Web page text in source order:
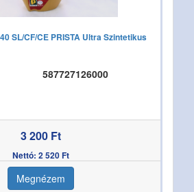
SL/CF/CE PRISTA Ultra Szintetikus
587727126000
3 200 Ft
Nettó: 2 520 Ft
Megnézem